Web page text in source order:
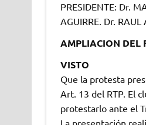
PRESIDENTE: Dr.
AGUIRRE. Dr. RAUL
AMPLIACION DEL
VISTO
Que la protesta
Art. 13 del RTP. El
protestarlo ante el